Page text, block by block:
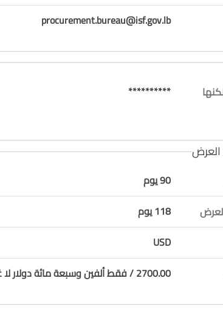
procurement.bureau@isf.gov.lb
**********
90 يوم
118 يوم
USD
2700.00 / فقط ألفين وسبعة مائة دولار لا غير